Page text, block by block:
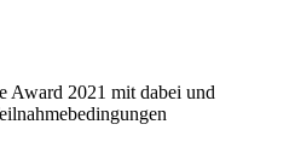
Award 2021 mit dabei und